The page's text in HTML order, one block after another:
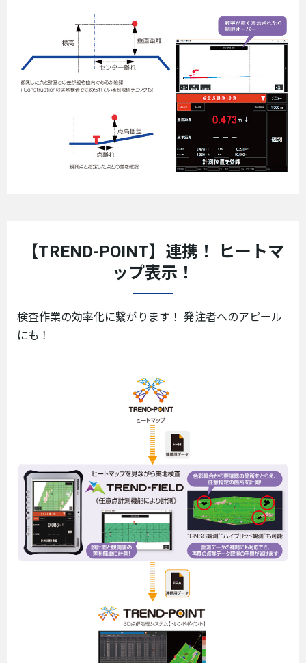
【TREND-POINT】連携！ ヒートマ
ップ表示！
検査作業の効率化に繋がります！ 発注者へのアピール
にも！